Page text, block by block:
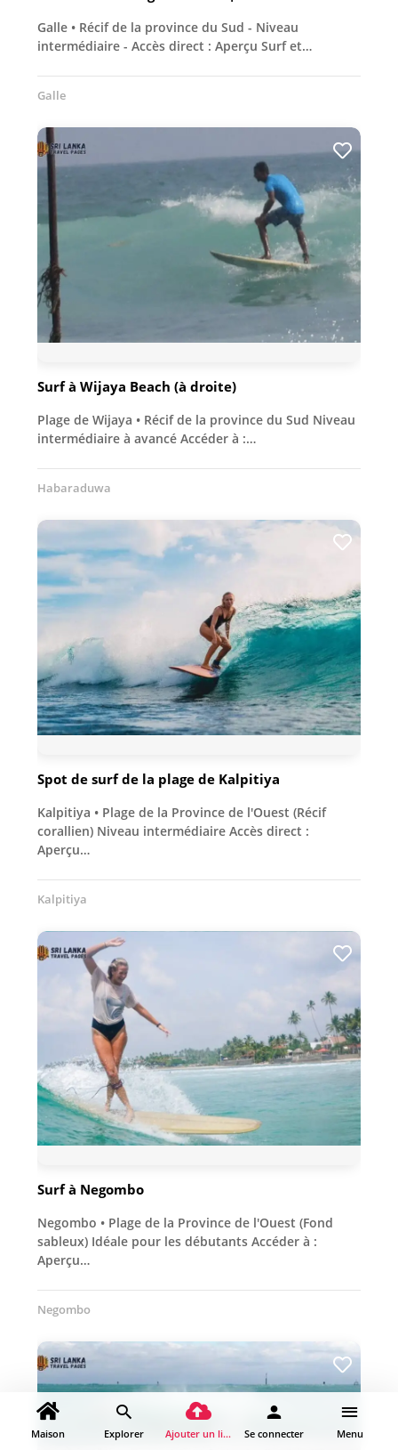
Galle • Récif de la province du Sud - Niveau
intermédiaire - Accès direct : Aperçu Surf et…
Galle
Surf à Wijaya Beach (à droite)
Plage de Wijaya • Récif de la province du Sud Niveau
intermédiaire à avancé Accéder à :…
Habaraduwa
Spot de surf de la plage de Kalpitiya
Kalpitiya • Plage de la Province de l'Ouest (Récif
corallien) Niveau intermédiaire Accès direct :
Aperçu…
Kalpitiya
Surf à Negombo
Negombo • Plage de la Province de l'Ouest (Fond
sableux) Idéale pour les débutants Accéder à :
Aperçu…
Negombo
Maison Explorer Ajouter un lieu Se connecter Menu